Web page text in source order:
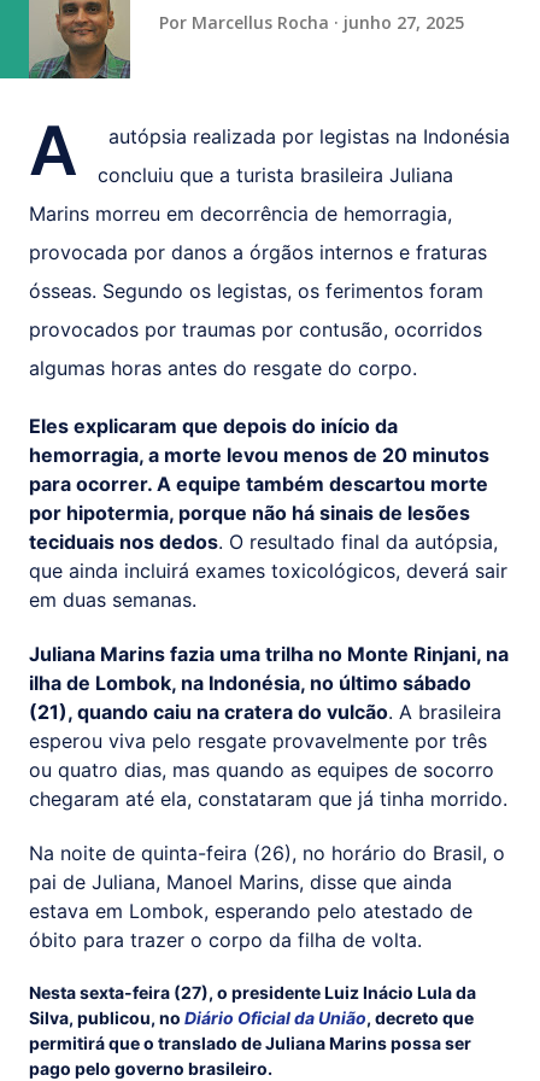
(obteve 51 class...
Por Marcellus Rocha junho 27, 2025
A
autópsia realizada por legistas na Indonésia
concluiu que a turista brasileira Juliana
Marins morreu em decorrência de hemorragia,
provocada por danos a órgãos internos e fraturas
ósseas. Segundo os legistas, os ferimentos foram
provocados por traumas por contusão, ocorridos
algumas horas antes do resgate do corpo.
Eles explicaram que depois do início da
hemorragia, a morte levou menos de 20 minutos
para ocorrer. A equipe também descartou morte
por hipotermia, porque não há sinais de lesões
teciduais nos dedos. O resultado final da autópsia,
que ainda incluirá exames toxicológicos, deverá sair
em duas semanas.
Juliana Marins fazia uma trilha no Monte Rinjani, na
ilha de Lombok, na Indonésia, no último sábado
(21), quando caiu na cratera do vulcão. A brasileira
esperou viva pelo resgate provavelmente por três
ou quatro dias, mas quando as equipes de socorro
chegaram até ela, constataram que já tinha morrido.
Na noite de quinta-feira (26), no horário do Brasil, o
pai de Juliana, Manoel Marins, disse que ainda
estava em Lombok, esperando pelo atestado de
óbito para trazer o corpo da filha de volta.
Nesta sexta-feira (27), o presidente Luiz Inácio Lula da
Silva, publicou, no Diário Oficial da União, decreto que
permitirá que o translado de Juliana Marins possa ser
pago pelo governo brasileiro.